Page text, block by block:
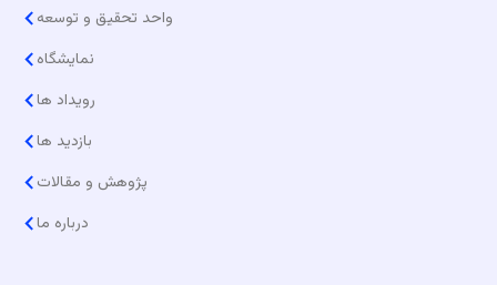
واحد تحقیق و توسعه
نمایشگاه
رویداد ها
بازدید ها
پژوهش و مقالات
درباره ما